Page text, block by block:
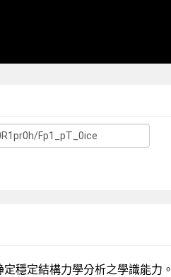
穩定結構力學分析之學識能力。